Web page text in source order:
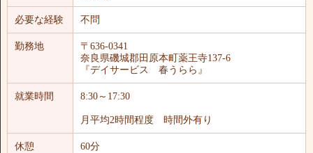
必要な経験 不問
勤務地
〒636-0341
奈良県磯城郡田原本町薬王寺137-6
『デイサービス 春うらら』
就業時間 8:30～17:30
月平均2時間程度 時間外有り
休憩 60分